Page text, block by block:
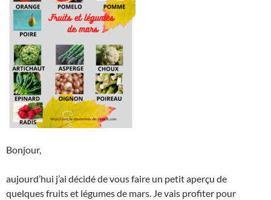
Bonjour,
aujourd’hui j’ai décidé de vous faire un petit aperçu de
quelques fruits et légumes de mars. Je vais profiter pour